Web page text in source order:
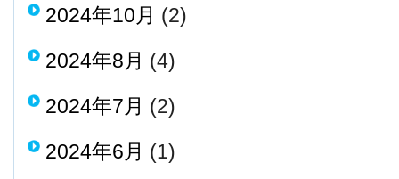
2024年10月 (2)
2024年8月 (4)
2024年7月 (2)
2024年6月 (1)